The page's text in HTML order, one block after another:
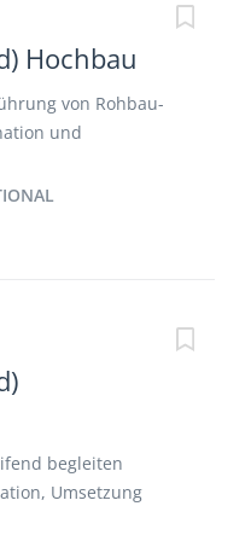
Hochbau
von Rohbau-
und
Termin-, und
für interne
begleiten
Umsetzung